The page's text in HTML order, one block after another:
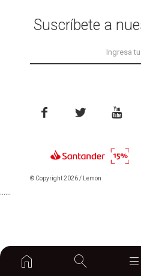
home 
Suscríbete a
  
© Copyright 2026 / Lemon
``````